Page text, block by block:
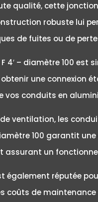
qualité, cette
robuste lui
de fuites ou de
4′ – diamètre 100 est
une connexion
vos conduits en
ventilation, les
100 garantit
assurant un
également réputée
coûts de